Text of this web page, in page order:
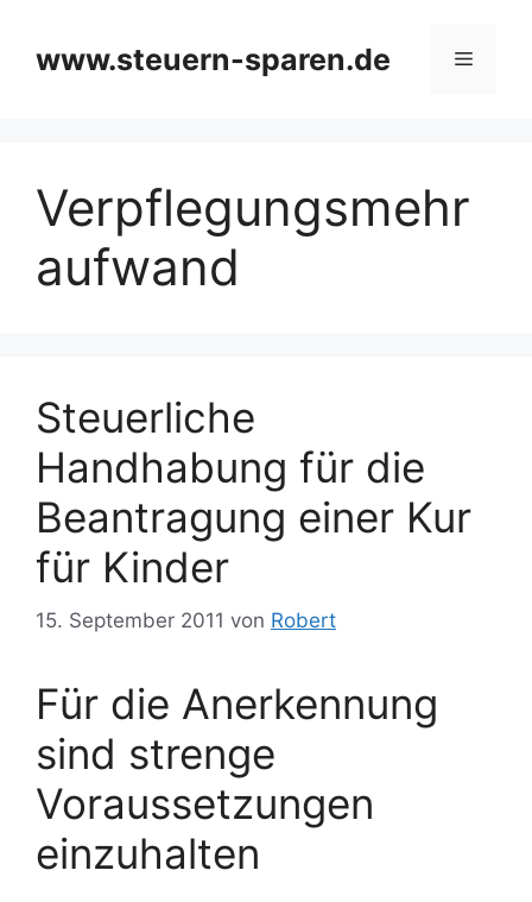
springen
www.steuern-sparen.de Menü
Verpflegungsmehr
aufwand
Steuerliche
Handhabung für die
Beantragung einer Kur
für Kinder
15. September 2011 von Robert
Für die Anerkennung
sind strenge
Voraussetzungen
einzuhalten